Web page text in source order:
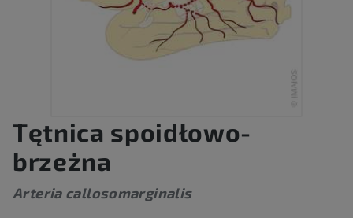
Tętnica spoidłowo-
brzeżna
Arteria callosomarginalis